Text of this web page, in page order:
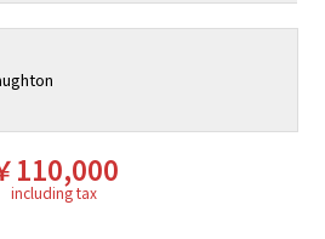
110,000
including tax